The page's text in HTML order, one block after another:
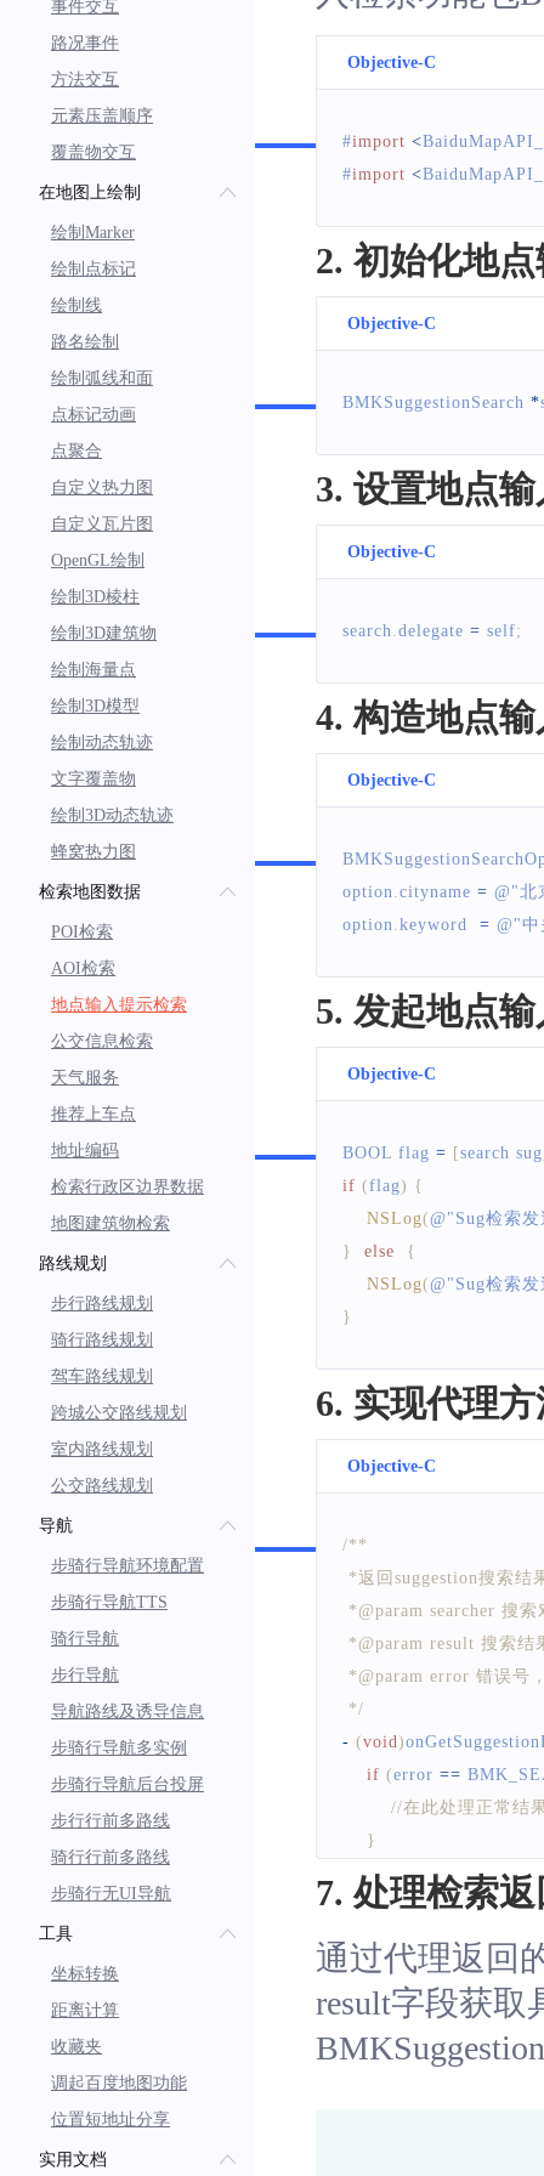
事件交互
路况事件
方法交互
元素压盖顺序
覆盖物交互
在地图上绘制
绘制Marker
绘制点标记
绘制线
路名绘制
绘制弧线和面
点标记动画
点聚合
自定义热力图
自定义瓦片图
OpenGL绘制
绘制3D棱柱
绘制3D建筑物
绘制海量点
绘制3D模型
绘制动态轨迹
文字覆盖物
绘制3D动态轨迹
蜂窝热力图
检索地图数据
POI检索
AOI检索
地点输入提示检索
公交信息检索
天气服务
推荐上车点
地址编码
检索行政区边界数据
地图建筑物检索
路线规划
步行路线规划
骑行路线规划
驾车路线规划
跨城公交路线规划
室内路线规划
公交路线规划
导航
步骑行导航环境配置
步骑行导航TTS
骑行导航
步行导航
导航路线及诱导信息
步骑行导航多实例
步骑行导航后台投屏
步行行前多路线
骑行行前多路线
步骑行无UI导航
工具
坐标转换
距离计算
收藏夹
调起百度地图功能
位置短地址分享
实用文档
Objective-C
#import <
#import <
2. 初始化地
Objective-C
BMKSuggestionSearch *
3. 设置地点
Objective-C
search delegate = self;
4. 构造地点
Objective-C
option cityname = @ "北
option keyword = @ "中
5. 发起地点
Objective-C
BOOL flag = [search
if (flag) {
NSLog(@ "Sug检索
}
else
{
NSLog(@ "Sug检索
}
6. 实现代理
Objective-C
/**
*返回suggestion搜索结
*@param searcher 搜索
*@param result 搜索结
*@param error 错误号
*/
- (void)
if (error ==
//在此处理正常
}
else {
NSLog(@"检索失
}
}
7. 处理检索
通过代理返回
result字段获取